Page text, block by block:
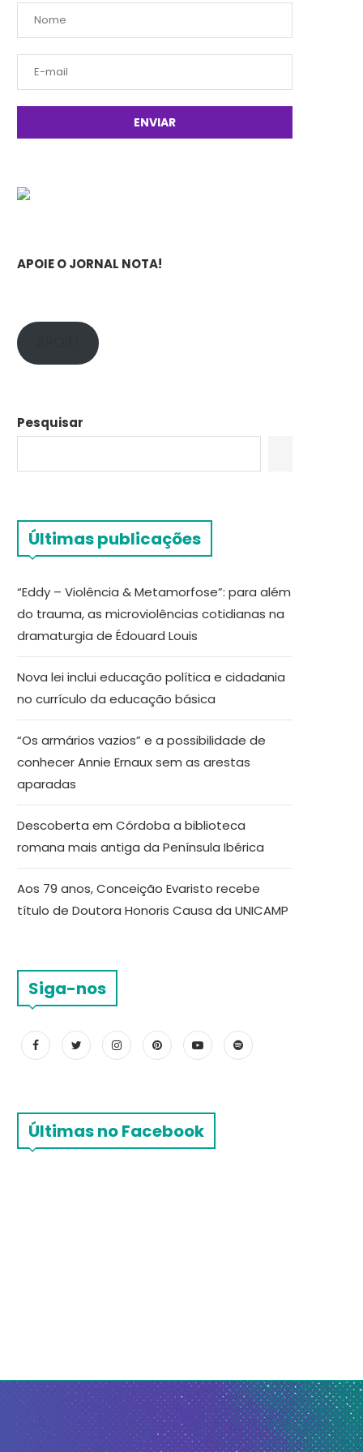
APOIE O JORNAL NOTA!
Pesquisar
Últimas publicações
“Eddy – Violência & Metamorfose”: para além
do trauma, as microviolências cotidianas na
dramaturgia de Édouard Louis
Nova lei inclui educação política e cidadania
no currículo da educação básica
“Os armários vazios” e a possibilidade de
conhecer Annie Ernaux sem as arestas
aparadas
Descoberta em Córdoba a biblioteca
romana mais antiga da Península Ibérica
Aos 79 anos, Conceição Evaristo recebe
título de Doutora Honoris Causa da UNICAMP
Siga-nos
Últimas no Facebook